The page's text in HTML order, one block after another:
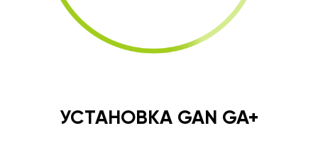
УСТАНОВКА GAN GA+